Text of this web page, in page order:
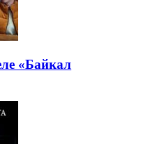
«Байкал